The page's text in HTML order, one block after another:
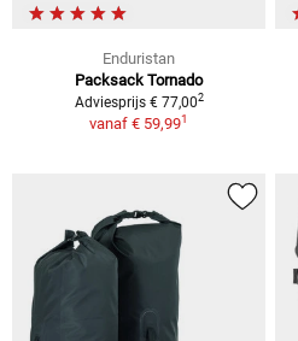
Enduristan
Packsack Tornado
Adviesprijs € 77,002
vanaf € 59,991